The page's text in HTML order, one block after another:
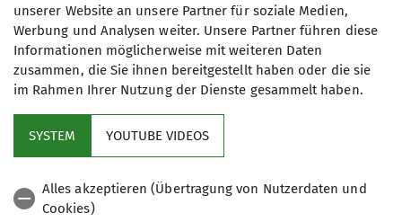
Im Fokus
Hilfreiche Links
unserer Website an unsere Partner für soziale Medien,
Werbung und Analysen weiter. Unsere Partner führen diese
Informationen möglicherweise mit weiteren Daten
zusammen, die Sie ihnen bereitgestellt haben oder die sie
im Rahmen Ihrer Nutzung der Dienste gesammelt haben.
SYSTEM YOUTUBE VIDEOS
Alles akzeptieren (Übertragung von Nutzerdaten und
Cookies)